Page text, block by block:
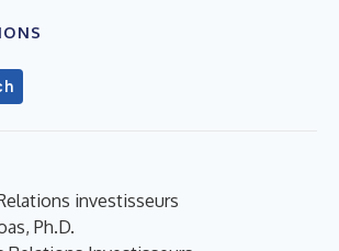
investisseurs
Ph.D.